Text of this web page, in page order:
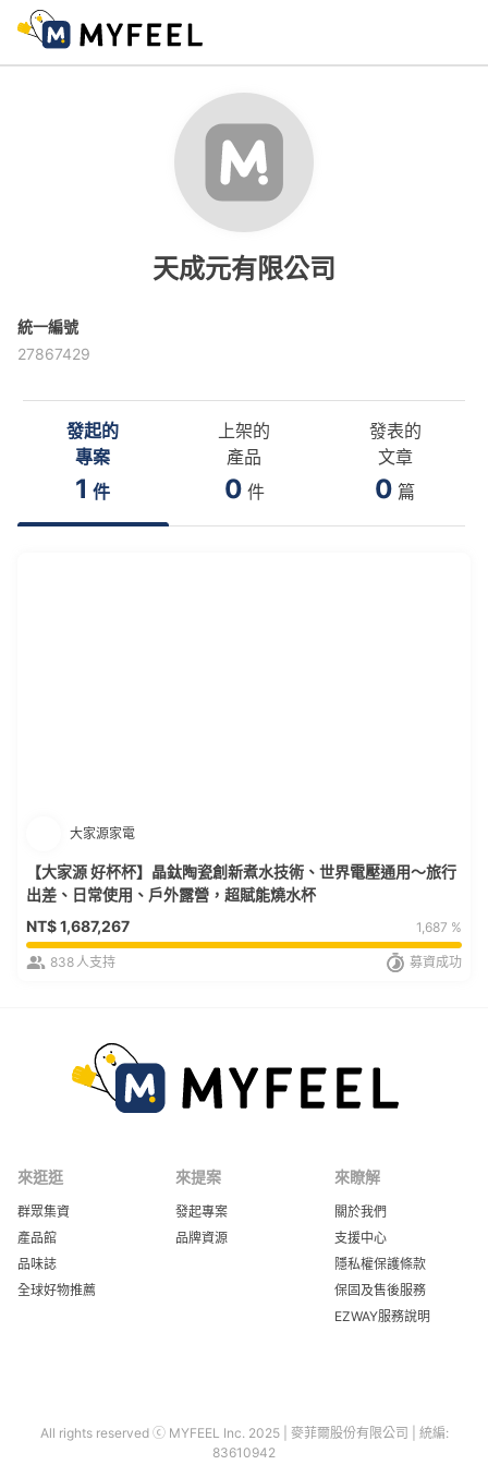
天成元有限公司
統一編號
27867429
發起的
專案
1 件
上架的
產品
0 件
發表的
文章
0 篇
大家源家電
【大家源 好杯杯】晶鈦陶瓷創新煮水技術、世界電壓通用～旅行
出差、日常使用、戶外露營，超賦能燒水杯
NT$1,687,267 1,687 %
838 人支持 募資成功
來逛逛
群眾集資
產品館
品味誌
全球好物推薦
來提案
發起專案
品牌資源
來瞭解
關於我們
支援中心
隱私權保護條款
保固及售後服務
EZWAY服務說明
All rights reserved ⓒ MYFEEL Inc. 2025 | 麥菲爾股份有限公司 | 統編:
83610942